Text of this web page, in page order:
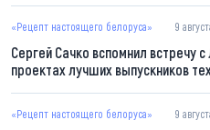
«Рецепт настоящего белоруса» 9
Сергей Сачко вспомнил встречу
проектах лучших выпускников
«Рецепт настоящего белоруса» 9